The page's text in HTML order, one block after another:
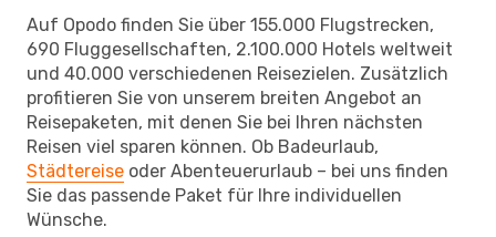
Auf Opodo finden Sie über 155.000 Flugstrecken,
690 Fluggesellschaften, 2.100.000 Hotels weltweit
und 40.000 verschiedenen Reisezielen. Zusätzlich
profitieren Sie von unserem breiten Angebot an
Reisepaketen, mit denen Sie bei Ihren nächsten
Reisen viel sparen können. Ob Badeurlaub,
Städtereise oder Abenteuerurlaub – bei uns finden
Sie das passende Paket für Ihre individuellen
Wünsche.